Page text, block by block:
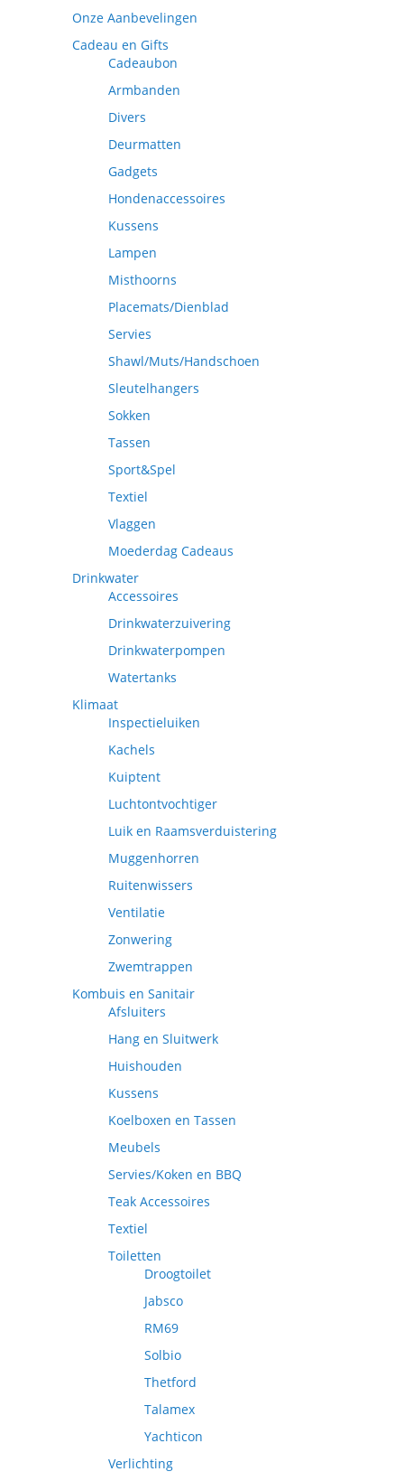
Onze Aanbevelingen
Cadeau en Gifts
Cadeaubon
Armbanden
Divers
Deurmatten
Gadgets
Hondenaccessoires
Kussens
Lampen
Misthoorns
Placemats/Dienblad
Servies
Shawl/Muts/Handschoen
Sleutelhangers
Sokken
Tassen
Sport&Spel
Textiel
Vlaggen
Moederdag Cadeaus
Drinkwater
Accessoires
Drinkwaterzuivering
Drinkwaterpompen
Watertanks
Klimaat
Inspectieluiken
Kachels
Kuiptent
Luchtontvochtiger
Luik en Raamsverduistering
Muggenhorren
Ruitenwissers
Ventilatie
Zonwering
Zwemtrappen
Kombuis en Sanitair
Afsluiters
Hang en Sluitwerk
Huishouden
Kussens
Koelboxen en Tassen
Meubels
Servies/Koken en BBQ
Teak Accessoires
Textiel
Toiletten
Droogtoilet
Jabsco
RM69
Solbio
Thetford
Talamex
Yachticon
Verlichting